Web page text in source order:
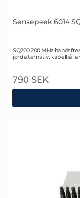
Sensepeek 6014
Art. nr 2505
SQ200 200 MHz
jordalternativ,
790 SEK
Sensepeek